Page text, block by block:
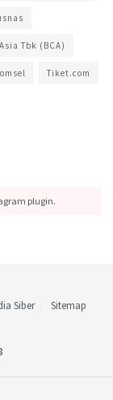
Tbk (BCA)
Tiket.com
plugin.
Siber Sitemap